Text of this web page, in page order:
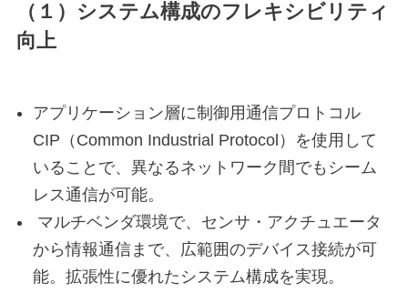
（１）システム構成のフレキシビリティ
向上
アプリケーション層に制御用通信プロトコル
CIP（Common Industrial Protocol）を使用して
いることで、異なるネットワーク間でもシーム
レス通信が可能。
マルチベンダ環境で、センサ・アクチュエータ
から情報通信まで、広範囲のデバイス接続が可
能。拡張性に優れたシステム構成を実現。